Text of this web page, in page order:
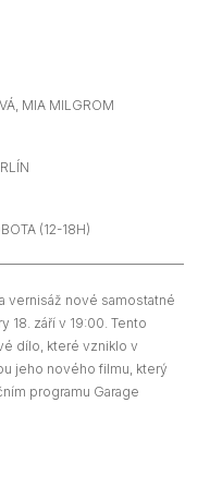
MIA MILGROM
(12-18H)
vernisáž nové samostatné
18. září v 19:00. Tento
dílo, které vzniklo v
jeho nového filmu, který
programu Garage